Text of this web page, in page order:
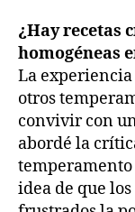
¿Hay recetas
homogéneas
La
otros
convivir con
abordé la
idea de que